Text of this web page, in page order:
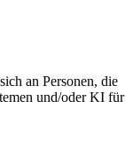
an Personen, die
und/oder KI für